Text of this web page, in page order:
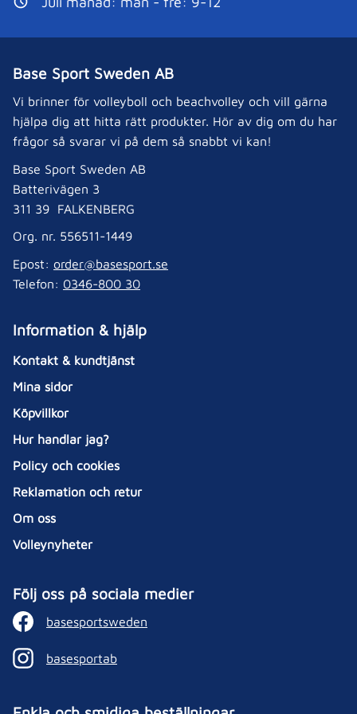
Base Sport Sweden AB
Vi brinner för volleyboll och beachvolley och vill gärna
hjälpa dig att hitta rätt produkter. Hör av dig om du har
frågor så svarar vi på dem så snabbt vi kan!
Base Sport Sweden AB
Batterivägen 3
311 39 FALKENBERG
Org. nr. 556511-1449
Epost: order@basesport.se
Telefon: 0346-800 30
Information & hjälp
Kontakt & kundtjänst
Mina sidor
Köpvillkor
Hur handlar jag?
Policy och cookies
Reklamation och retur
Om oss
Volleynyheter
Följ oss på sociala medier
basesportsweden
basesportab